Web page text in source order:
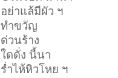
อย่าแล้มีผัว ฯ
ทำขวัญ
ด่วนร้าง
ใดดั่ง นี้นา
ร่ำไห้หิวโหย ฯ